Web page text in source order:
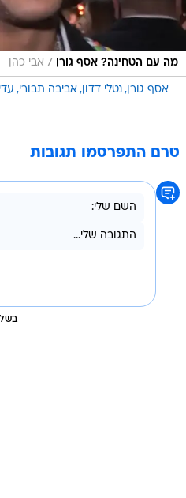
מה עם הטחינה? אסף גורן / אבי כהן
אסף גורן נטלי דדון אביבה תבורי
טרם התפרסמו תגובות